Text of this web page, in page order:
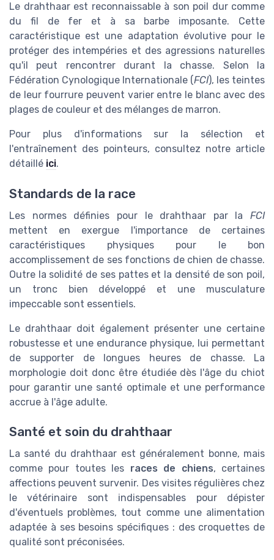
Le drahthaar est reconnaissable à son poil dur comme
du fil de fer et à sa barbe imposante. Cette
caractéristique est une adaptation évolutive pour le
protéger des intempéries et des agressions naturelles
qu'il peut rencontrer durant la chasse. Selon la
Fédération Cynologique Internationale (FCI), les teintes
de leur fourrure peuvent varier entre le blanc avec des
plages de couleur et des mélanges de marron.
Pour plus d'informations sur la sélection et
l'entraînement des pointeurs, consultez notre article
détaillé ici.
Standards de la race
Les normes définies pour le drahthaar par la FCI
mettent en exergue l'importance de certaines
caractéristiques physiques pour le bon
accomplissement de ses fonctions de chien de chasse.
Outre la solidité de ses pattes et la densité de son poil,
un tronc bien développé et une musculature
impeccable sont essentiels.
Le drahthaar doit également présenter une certaine
robustesse et une endurance physique, lui permettant
de supporter de longues heures de chasse. La
morphologie doit donc être étudiée dès l'âge du chiot
pour garantir une santé optimale et une performance
accrue à l'âge adulte.
Santé et soin du drahthaar
La santé du drahthaar est généralement bonne, mais
comme pour toutes les races de chiens, certaines
affections peuvent survenir. Des visites régulières chez
le vétérinaire sont indispensables pour dépister
d'éventuels problèmes, tout comme une alimentation
adaptée à ses besoins spécifiques : des croquettes de
qualité sont préconisées.